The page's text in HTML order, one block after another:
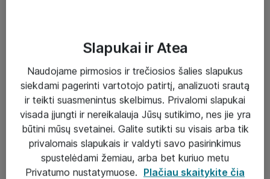
Paslaugos
Sprendimai
Įgyvendinti projektai
Atea ekspertų patarimai verslui
Slapukai ir Atea
Naudojame pirmosios ir trečiosios šalies slapukus
siekdami pagerinti vartotojo patirtį, analizuoti srautą
ir teikti suasmenintus skelbimus. Privalomi slapukai
visada įjungti ir nereikalauja Jūsų sutikimo, nes jie yra
būtini mūsų svetainei. Galite sutikti su visais arba tik
privalomais slapukais ir valdyti savo pasirinkimus
spustelėdami žemiau, arba bet kuriuo metu
Privatumo nustatymuose. Plačiau skaitykite čia